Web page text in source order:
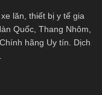
lăn, thiết bị y tế gia
Quốc, Thang Nhôm,
hãng Uy tín. Dịch